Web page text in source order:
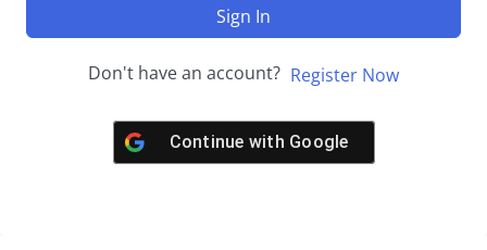
Sign In
Don't have an account? Register Now
Continue with Google